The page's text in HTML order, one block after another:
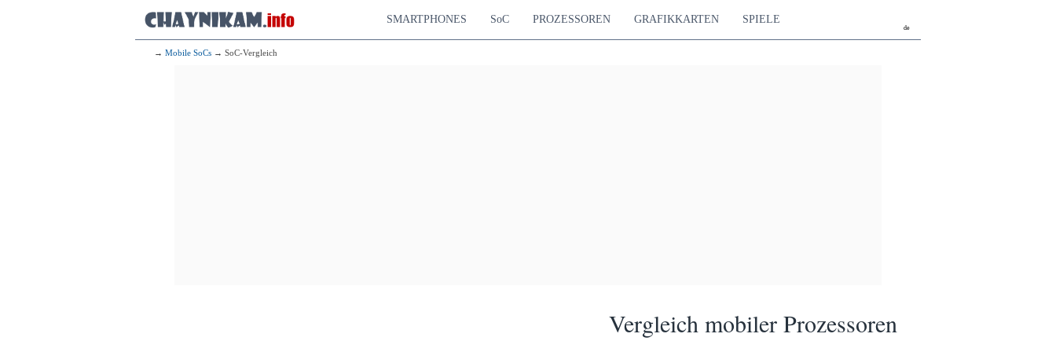
de
SMARTPHONES SoC PROZESSOREN GRAFIKKARTEN SPIELE
→ Mobile SoCs → SoC-Vergleich
Vergleich mobiler Prozessoren